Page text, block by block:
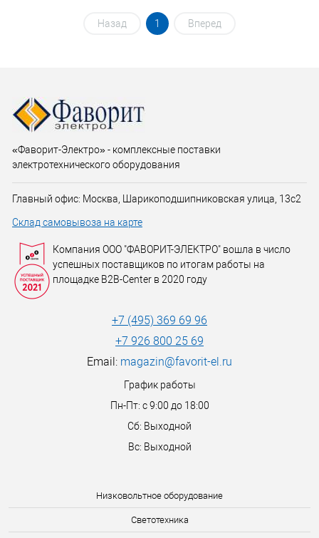
Назад 1 Вперед
Низковольтное оборудование
Светотехника
«Фаворит-Электро» - комплексные поставки
электротехнического оборудования
Главный офис: Москва, Шарикоподшипниковская улица, 13с2
Склад самовывоза на карте
Компания ООО "ФАВОРИТ-ЭЛЕКТРО" вошла в число
успешных поставщиков по итогам работы на
площадке B2B-Center в 2020 году
+7 (495) 369 69 96
+7 926 800 25 69
Email: magazin@favorit-el.ru
График работы
Пн-Пт: с 9:00 до 18:00
Сб: Выходной
Вс: Выходной